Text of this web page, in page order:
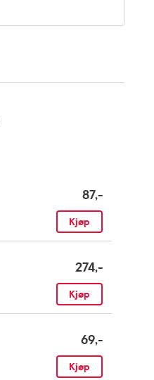
87,-
Kjøp
274,-
Kjøp
69,-
Kjøp